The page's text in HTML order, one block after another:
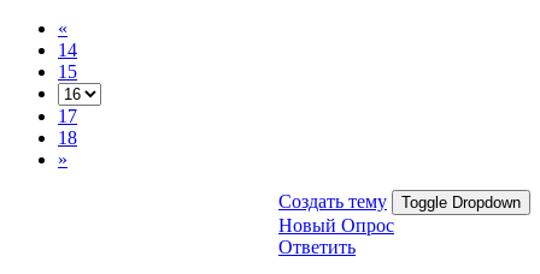
«
14
15
17
18
»
Создать тему Toggle Dropdown
Новый Опрос
Ответить